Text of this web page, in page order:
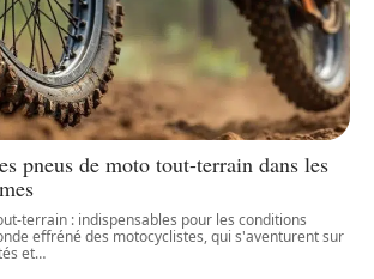
pneus de moto tout-terrain dans les
terrain : indispensables pour les conditions
effréné des motocyclistes, qui s'aventurent sur
et…